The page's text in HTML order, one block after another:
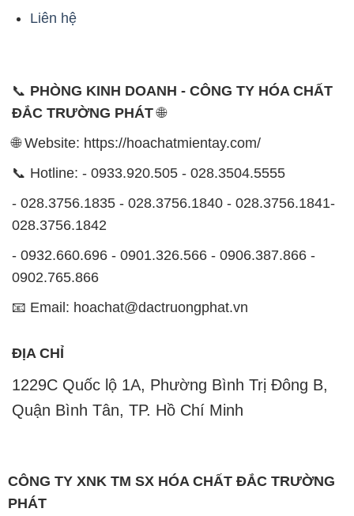
Liên hệ
📞 PHÒNG KINH DOANH - CÔNG TY HÓA CHẤT
ĐẮC TRƯỜNG PHÁT🌐
🌐 Website: https://hoachatmientay.com/
📞 Hotline: - 0933.920.505 - 028.3504.5555
- 028.3756.1835 - 028.3756.1840 - 028.3756.1841-
028.3756.1842
- 0932.660.696 - 0901.326.566 - 0906.387.866 -
0902.765.866
📧 Email: hoachat@dactruongphat.vn
ĐỊA CHỈ
1229C Quốc lộ 1A, Phường Bình Trị Đông B,
Quận Bình Tân, TP. Hồ Chí Minh
CÔNG TY XNK TM SX HÓA CHẤT ĐẮC TRƯỜNG
PHÁT